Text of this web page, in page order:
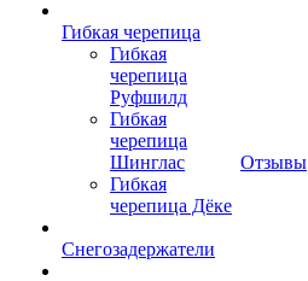
Гибкая черепица
Гибкая
черепица
Руфшилд
Гибкая
черепица
Шинглас
Гибкая
черепица Дёке
Снегозадержатели
Отзывы